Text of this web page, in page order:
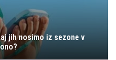
jih nosimo iz sezone v